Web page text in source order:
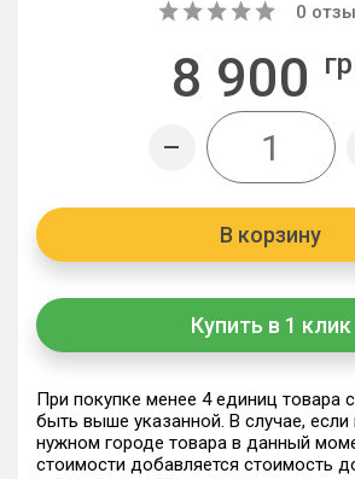
0
8 900
В корзину
Купить в 1 клик
При покупке менее 4 единиц товара
быть выше указанной. В случае, если
нужном городе товара в данный
стоимости добавляется стоимость